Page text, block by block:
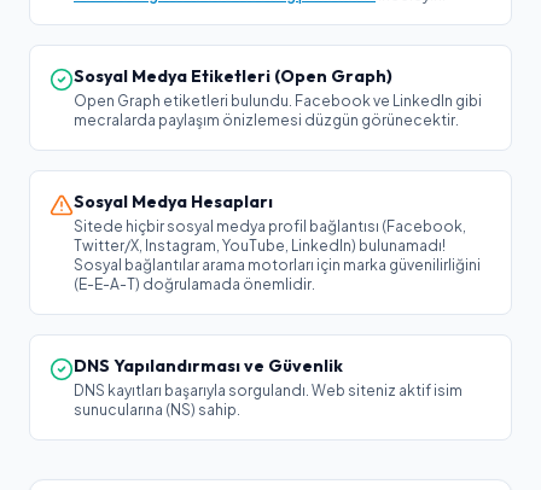
Sosyal Medya Etiketleri (Open Graph)
Open Graph etiketleri bulundu. Facebook ve LinkedIn gibi
mecralarda paylaşım önizlemesi düzgün görünecektir.
Sosyal Medya Hesapları
Sitede hiçbir sosyal medya profil bağlantısı (Facebook,
Twitter/X, Instagram, YouTube, LinkedIn) bulunamadı!
Sosyal bağlantılar arama motorları için marka güvenilirliğini
(E-E-A-T) doğrulamada önemlidir.
DNS Yapılandırması ve Güvenlik
DNS kayıtları başarıyla sorgulandı. Web siteniz aktif isim
sunucularına (NS) sahip.